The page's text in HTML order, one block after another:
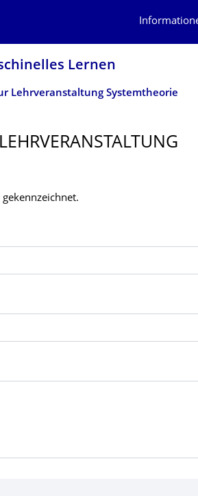
Lernen
Lehrveranstaltung Systemtheorie